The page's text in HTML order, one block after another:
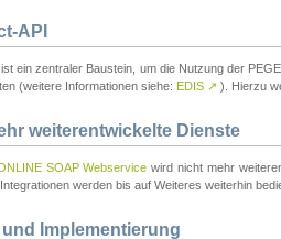
API
ist ein zentraler Baustein, um die Nutzung der
(weitere Informationen siehe: EDIS ↗ ). Hierzu
weiterentwickelte Dienste
SOAP Webservice wird nicht mehr
werden bis auf Weiteres weiterhin
und Implementierung